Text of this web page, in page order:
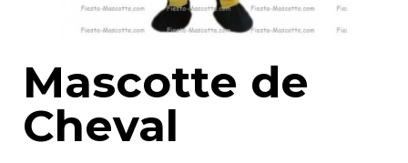
Mascotte de
Cheval